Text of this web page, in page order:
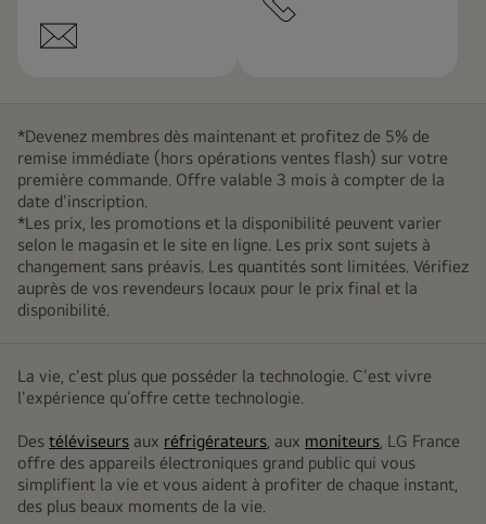
*Devenez membres dès maintenant et profitez de 5% de
remise immédiate (hors opérations ventes flash) sur votre
première commande. Offre valable 3 mois à compter de la
date d'inscription.
*Les prix, les promotions et la disponibilité peuvent varier
selon le magasin et le site en ligne. Les prix sont sujets à
changement sans préavis. Les quantités sont limitées. Vérifiez
auprès de vos revendeurs locaux pour le prix final et la
disponibilité.
La vie, c'est plus que posséder la technologie. C'est vivre
l'expérience qu’offre cette technologie.
Des téléviseurs aux réfrigérateurs, aux moniteurs, LG France
offre des appareils électroniques grand public qui vous
simplifient la vie et vous aident à profiter de chaque instant,
des plus beaux moments de la vie.